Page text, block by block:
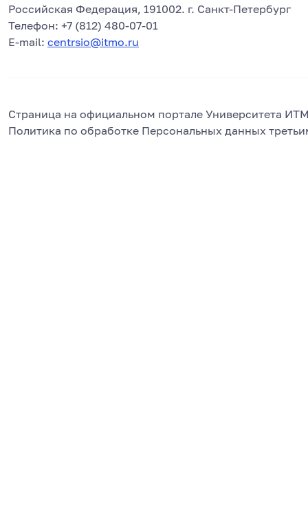
Российская Федерация, 191002. г. Санкт-Петербург
Телефон: +7 (812) 480-07-01
E-mail: centrsio@itmo.ru
Страница на официальном портале Университета
Политика по обработке Персональных данных